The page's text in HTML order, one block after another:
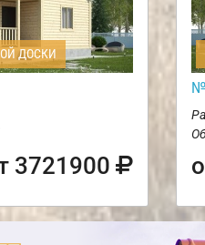
ДОСКИ
3721900